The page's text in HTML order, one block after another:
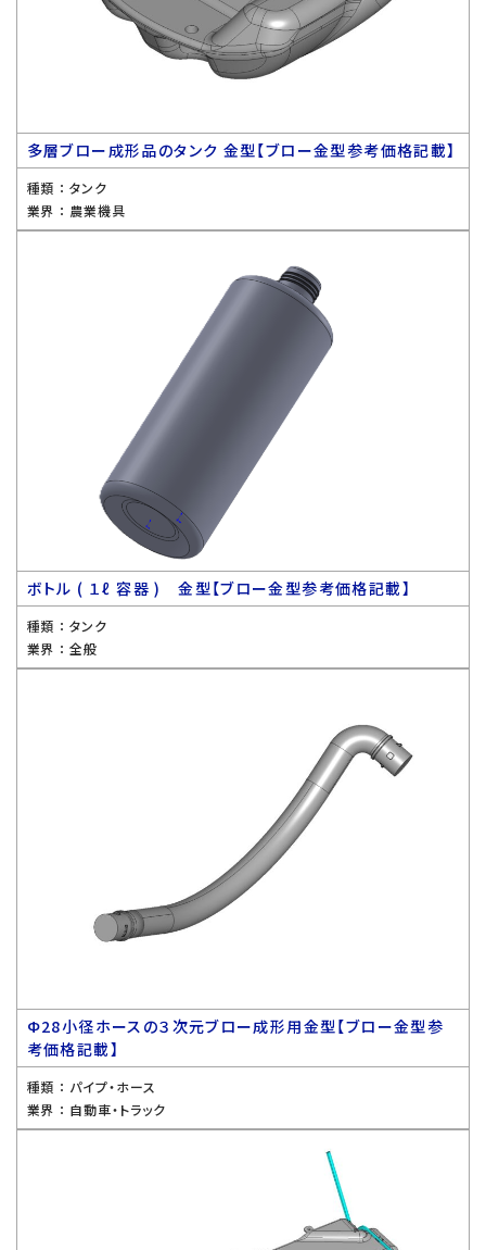
多層ブロー成形品のタンク 金型【ブロー金型参考価格記載】
種類 ： タンク
業界 ： 農業機具
ボトル ( １ℓ 容器 ) 金型【ブロー金型参考価格記載】
種類 ： タンク
業界 ： 全般
Ф28小径ホースの３次元ブロー成形用金型【ブロー金型参
考価格記載】
種類 ： パイプ・ホース
業界 ： 自動車・トラック